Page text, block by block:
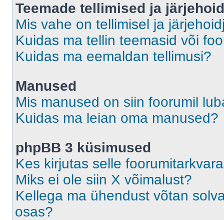
Teemade tellimised ja
Mis vahe on tellimisel ja
Kuidas ma tellin teemasid või
Kuidas ma eemaldan tellimusi?
Manused
Mis manused on siin foorumil
Kuidas ma leian oma manused?
phpBB 3 küsimused
Kes kirjutas selle
Miks ei ole siin X võimalust?
Kellega ma ühendust võtan
osas?